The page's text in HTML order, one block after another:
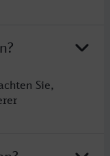
Sie,